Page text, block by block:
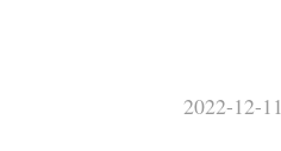
2022-12-11